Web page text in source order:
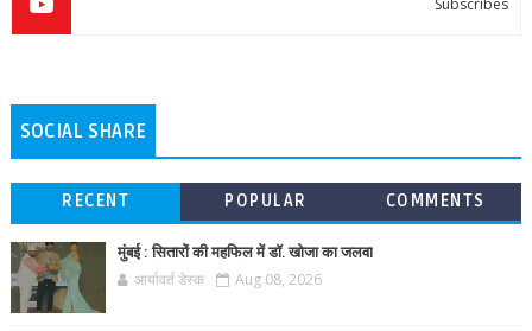
Subscribes
SOCIAL SHARE
RECENT POPULAR COMMENTS
मुंबई : सितारों की महफिल में डॉ. खोजा का जलवा
आर्यावर्त डेस्क Aug 08, 2026